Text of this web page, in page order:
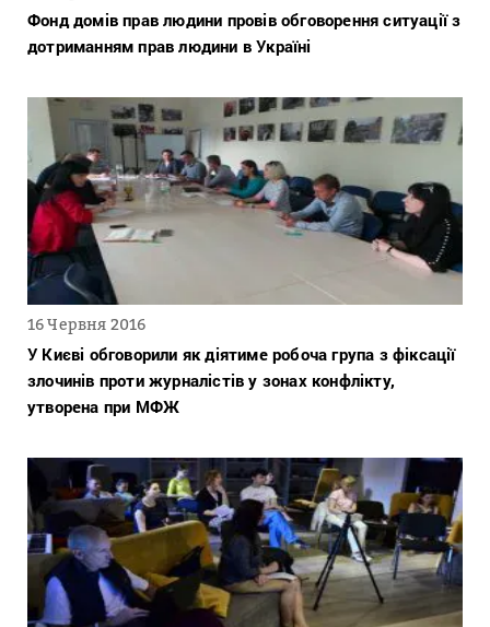
Фонд домів прав людини провів обговорення ситуації з
дотриманням прав людини в Україні
16 Червня 2016
У Києві обговорили як діятиме робоча група з фіксації
злочинів проти журналістів у зонах конфлікту,
утворена при МФЖ